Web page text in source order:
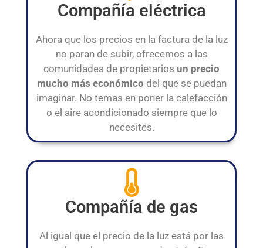
Compañía eléctrica
Ahora que los precios en la factura de la luz
no paran de subir, ofrecemos a las
comunidades de propietarios un precio
mucho más económico del que se puedan
imaginar. No temas en poner la calefacción
o el aire acondicionado siempre que lo
necesites.
Compañía de gas
Al igual que el precio de la luz está por las